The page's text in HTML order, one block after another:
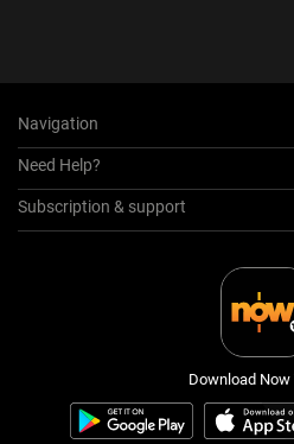
Navigation
Need Help?
Subscription & support
Download Now